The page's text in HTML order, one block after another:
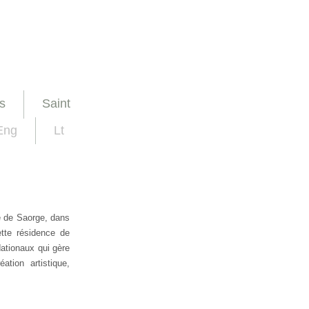
Saint
Lt
Saorge, dans
résidence de
qui gère
artistique,